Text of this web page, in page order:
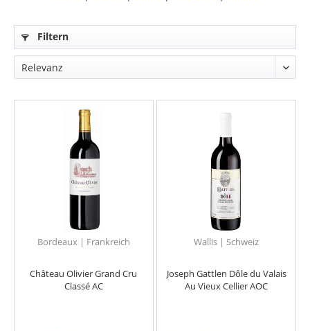
Filtern
Bordeaux | Frankreich
Château Olivier Grand Cru
Classé AC
Wallis | Schweiz
Joseph Gattlen Dôle du Valais
Au Vieux Cellier AOC